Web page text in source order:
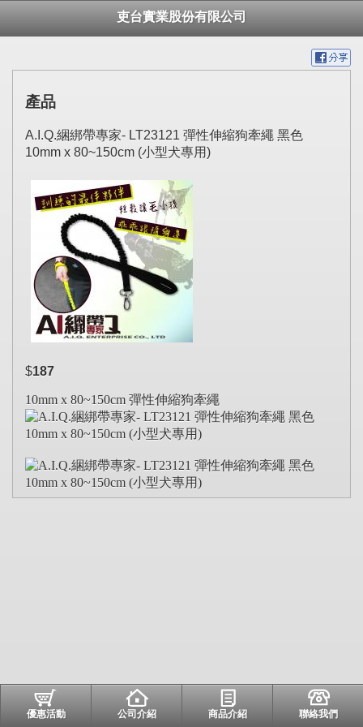
吏台實業股份有限公司
產品
A.I.Q.綑綁帶專家- LT23121 彈性伸縮狗牽繩 黑色
10mm x 80~150cm (小型犬專用)
$187
10mm x 80~150cm 彈性伸縮狗牽繩
優惠活動 公司介紹 商品介紹 聯絡我們